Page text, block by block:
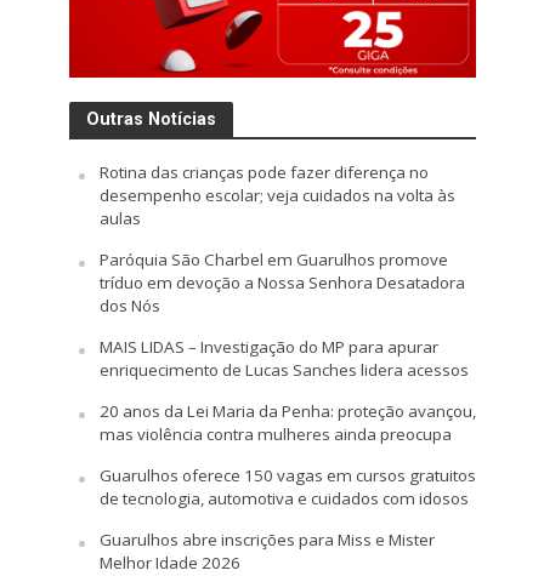
Outras Notícias
Rotina das crianças pode fazer diferença no
desempenho escolar; veja cuidados na volta às
aulas
Paróquia São Charbel em Guarulhos promove
tríduo em devoção a Nossa Senhora Desatadora
dos Nós
MAIS LIDAS – Investigação do MP para apurar
enriquecimento de Lucas Sanches lidera acessos
20 anos da Lei Maria da Penha: proteção avançou,
mas violência contra mulheres ainda preocupa
Guarulhos oferece 150 vagas em cursos gratuitos
de tecnologia, automotiva e cuidados com idosos
Guarulhos abre inscrições para Miss e Mister
Melhor Idade 2026